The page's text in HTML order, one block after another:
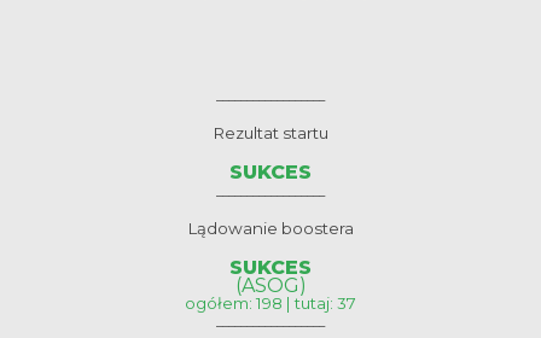
Rezultat startu
SUKCES
Lądowanie boostera
SUKCES
(ASOG)
ogółem: 198 | tutaj: 37